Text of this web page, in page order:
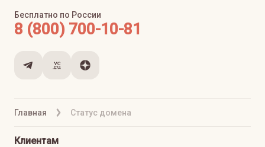
Главная Статус домена
Бесплатно по России
8 (800) 700-10-81
Клиентам